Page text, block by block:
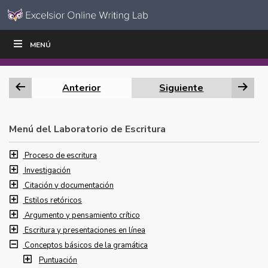
Ir al contenido
navegación
MENÚ
ESCRIBIR
Anterior Siguiente
Menú del Laboratorio de Escritura
Proceso de escritura
Investigación
Citación y documentación
Estilos retóricos
Argumento y pensamiento crítico
Escritura y presentaciones en línea
Conceptos básicos de la gramática
Puntuación